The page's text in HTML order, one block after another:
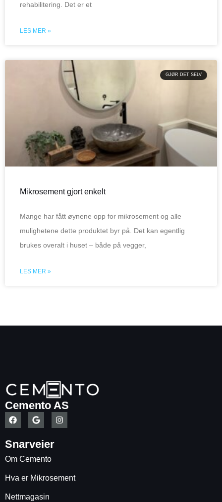
rehabilitering. Det er et
LES MER »
GJØR DET SELV
Mikrosement gjort enkelt
Mange har fått øynene opp for mikrosement og alle
mulighetene dette produktet byr på. Det kan egentlig
brukes overalt i huset – både på vegger,
LES MER »
Cemento AS
Snarveier
Om Cemento
Hva er Mikrosement
Nettmagasin